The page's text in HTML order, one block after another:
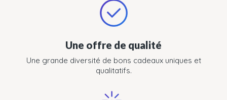
Une offre de qualité
Une grande diversité de bons cadeaux uniques et
qualitatifs.